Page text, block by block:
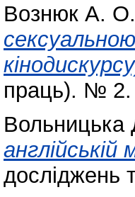
Вознюк А. О.
праць). № 2.
англійській
досліджень